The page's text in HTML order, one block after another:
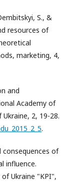
S., &
resources of
marketing, 4,
and
Academy of
2, 19-28.
.
consequences of
influence.
Ukraine "KPI",